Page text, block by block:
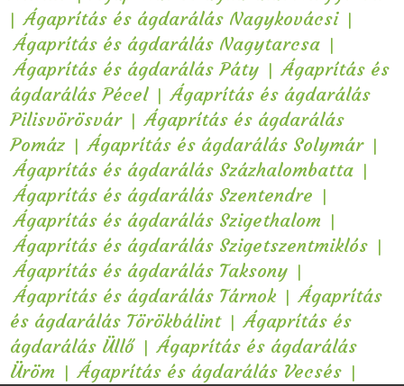
| Ágaprítás és ágdarálás Nagykovácsi |
Ágaprítás és ágdarálás Nagytarcsa |
Ágaprítás és ágdarálás Páty | Ágaprítás és
ágdarálás Pécel | Ágaprítás és ágdarálás
Pilisvörösvár | Ágaprítás és ágdarálás
Pomáz | Ágaprítás és ágdarálás Solymár |
Ágaprítás és ágdarálás Százhalombatta |
Ágaprítás és ágdarálás Szentendre |
Ágaprítás és ágdarálás Szigethalom |
Ágaprítás és ágdarálás Szigetszentmiklós |
Ágaprítás és ágdarálás Taksony |
Ágaprítás és ágdarálás Tárnok | Ágaprítás
és ágdarálás Törökbálint | Ágaprítás és
ágdarálás Üllő | Ágaprítás és ágdarálás
Üröm | Ágaprítás és ágdarálás Vecsés |